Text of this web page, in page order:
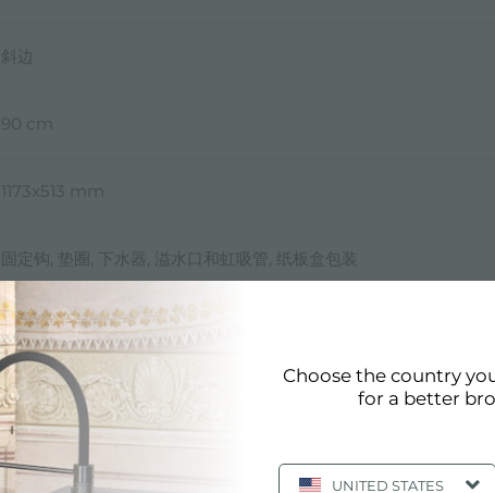
斜边
90 cm
1173x513 mm
固定钩, 垫圈, 下水器, 溢水口和虹吸管, 纸板盒包装
1个定位孔 - 根据要求提供第二第三个孔
1140 x 480 mm
是
Choose the country
for a better
UNITED STATES